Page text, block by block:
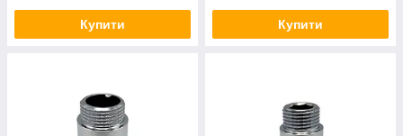
Купити Купити